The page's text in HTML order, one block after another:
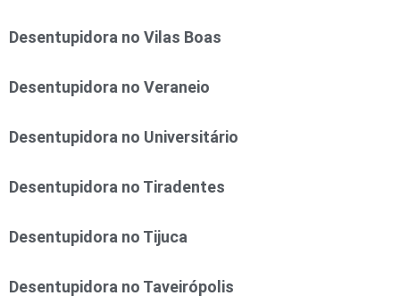
Desentupidora no Vilas Boas
Desentupidora no Veraneio
Desentupidora no Universitário
Desentupidora no Tiradentes
Desentupidora no Tijuca
Desentupidora no Taveirópolis